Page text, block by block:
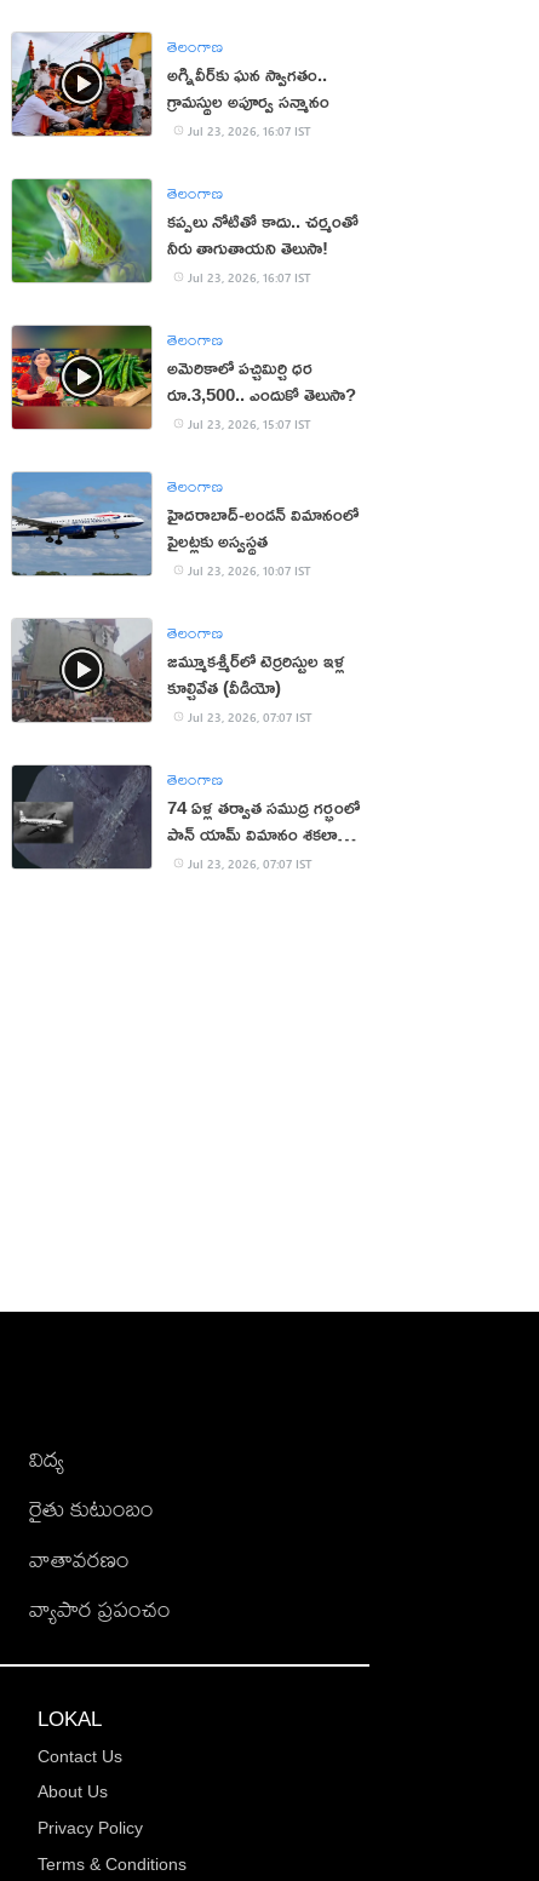
తెలంగాణ
అగ్నివీర్‌కు ఘన స్వాగతం..
గ్రామస్థుల అపూర్వ సన్మానం
Jul 23, 2026, 16:07 IST
తెలంగాణ
కప్పలు నోటితో కాదు.. చర్మంతో
నీరు తాగుతాయని తెలుసా!
Jul 23, 2026, 16:07 IST
తెలంగాణ
అమెరికాలో పచ్చిమిర్చి ధర
రూ.3,500.. ఎందుకో తెలుసా?
Jul 23, 2026, 15:07 IST
తెలంగాణ
హైదరాబాద్‌-లండన్‌ విమానంలో
పైలట్లకు అస్వస్థత
Jul 23, 2026, 10:07 IST
తెలంగాణ
జమ్మూకశ్మీర్‌లో టెర్రరిస్టుల ఇళ్ల
కూల్చివేత (వీడియో)
Jul 23, 2026, 07:07 IST
తెలంగాణ
74 ఏళ్ల తర్వాత సముద్ర గర్భంలో
పాన్ యామ్ విమానం శకలాలు
లభ్యంJul 23, 2026, 07:07 IST
విద్య
రైతు కుటుంబం
వాతావరణం
వ్యాపార ప్రపంచం
LOKAL
Contact Us
About Us
Privacy Policy
Terms & Conditions